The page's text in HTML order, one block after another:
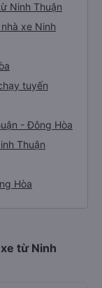
Ninh Thuận
xe Ninh
tuyến
- Đông Hòa
Thuận
Hòa
từ Ninh